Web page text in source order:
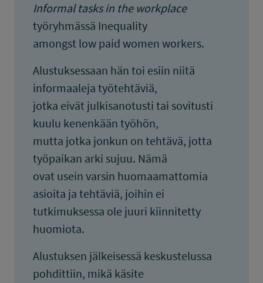
Informal tasks in the workplace
työryhmässä Inequality
amongst low paid women workers.
Alustuksessaan hän toi esiin niitä
informaaleja työtehtäviä,
jotka eivät julkisanotusti tai sovitusti
kuulu kenenkään työhön,
mutta jotka jonkun on tehtävä, jotta
työpaikan arki sujuu. Nämä
ovat usein varsin huomaamattomia
asioita ja tehtäviä, joihin ei
tutkimuksessa ole juuri kiinnitetty
huomiota.
Alustuksen jälkeisessä keskustelussa
pohdittiin, mikä käsite